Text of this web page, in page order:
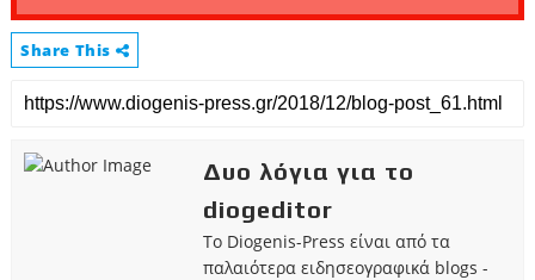
Share This
Δυο λόγια για το
diogeditor
Το Diogenis-Press είναι από τα
παλαιότερα ειδησεογραφικά blogs -